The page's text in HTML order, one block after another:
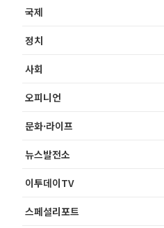
국제
정치
사회
오피니언
문화·라이프
뉴스발전소
이투데이TV
스페셜리포트